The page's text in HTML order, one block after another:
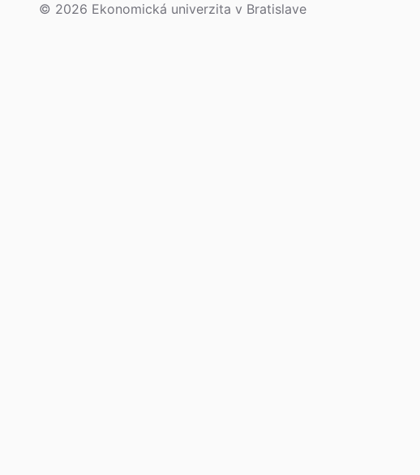
© 2026 Ekonomická univerzita v Bratislave